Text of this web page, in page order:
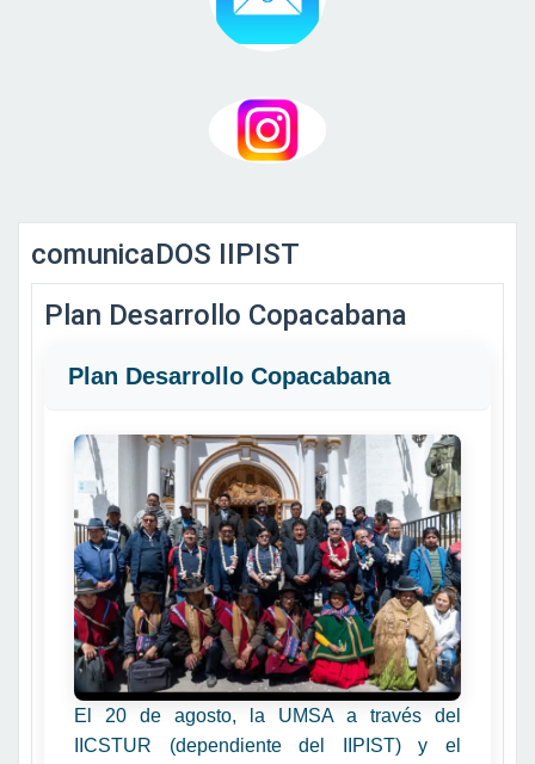
comunicaDOS IIPIST
Plan Desarrollo Copacabana
Plan Desarrollo Copacabana
El 20 de agosto, la UMSA a través del
IICSTUR (dependiente del IIPIST) y el